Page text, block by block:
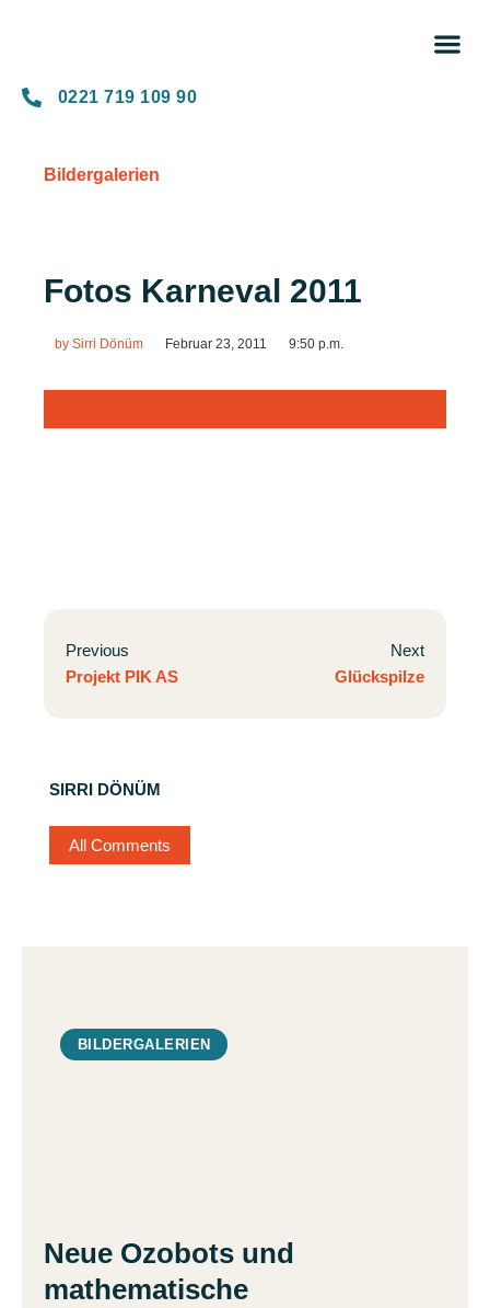
0221 719 109 90
Bildergalerien
Fotos Karneval 2011
by Sirri Dönüm Februar 23, 2011 9:50 p.m.
Previous
Projekt PIK AS
Next
Glückspilze
SIRRI DÖNÜM
All Comments
BILDERGALERIEN
Neue Ozobots und
mathematische